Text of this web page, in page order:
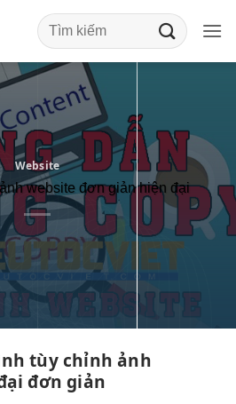
Website
website đơn giản hiện đại
tùy chỉnh ảnh
đơn giản